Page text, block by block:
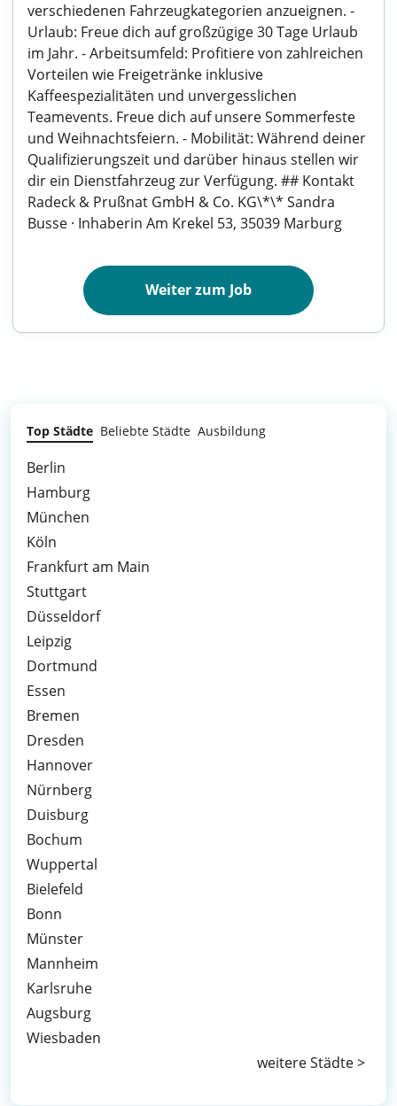
verschiedenen Fahrzeugkategorien anzueignen. -
Urlaub: Freue dich auf großzügige 30 Tage Urlaub
im Jahr. - Arbeitsumfeld: Profitiere von zahlreichen
Vorteilen wie Freigetränke inklusive
Kaffeespezialitäten und unvergesslichen
Teamevents. Freue dich auf unsere Sommerfeste
und Weihnachtsfeiern. - Mobilität: Während deiner
Qualifizierungszeit und darüber hinaus stellen wir
dir ein Dienstfahrzeug zur Verfügung. ## Kontakt
Radeck & Prußnat GmbH & Co. KG\*\* Sandra
Busse · Inhaberin Am Krekel 53, 35039 Marburg
Weiter zum Job
Top Städte Beliebte Städte Ausbildung
Berlin
Hamburg
München
Köln
Frankfurt am Main
Stuttgart
Düsseldorf
Leipzig
Dortmund
Essen
Bremen
Dresden
Hannover
Nürnberg
Duisburg
Bochum
Wuppertal
Bielefeld
Bonn
Münster
Mannheim
Karlsruhe
Augsburg
Wiesbaden
weitere Städte >